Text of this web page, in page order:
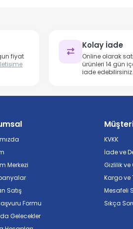
fiyat
Kolay İade
Online olarak
ürünleri 14 gün
iade edebilirsiniz.
Merkezi
Satış
Formu
Gelecekler
KVKK
İade ve
Gizlilik ve
Kargo ve
Mesafeli
Sıkça